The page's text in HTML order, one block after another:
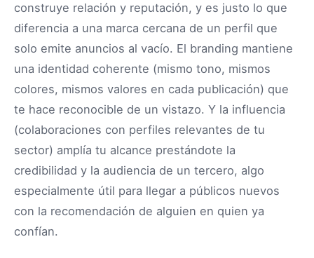
construye relación y reputación, y es justo lo que
diferencia a una marca cercana de un perfil que
solo emite anuncios al vacío. El branding mantiene
una identidad coherente (mismo tono, mismos
colores, mismos valores en cada publicación) que
te hace reconocible de un vistazo. Y la influencia
(colaboraciones con perfiles relevantes de tu
sector) amplía tu alcance prestándote la
credibilidad y la audiencia de un tercero, algo
especialmente útil para llegar a públicos nuevos
con la recomendación de alguien en quien ya
confían.